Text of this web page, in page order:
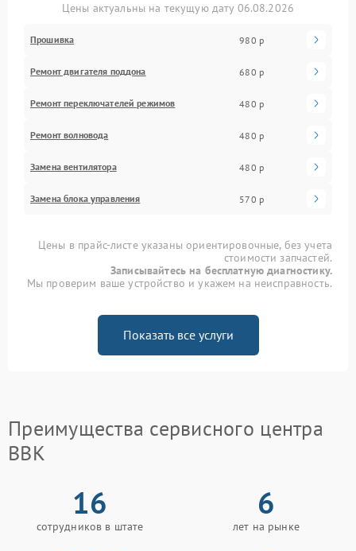
Цены актуальны на текущую дату 06.08.2026
Прошивка 980 р
Ремонт двигателя поддона 680 р
Ремонт переключателей режимов 480 р
Ремонт волновода 480 р
Замена вентилятора 480 р
Замена блока управления 570 р
Цены в прайс-листе указаны ориентировочные, без учета
стоимости запчастей.
Записывайтесь на бесплатную диагностику.
Мы проверим ваше устройство и укажем на неисправность.
Показать все услуги
Преимущества сервисного центра
BBK
16
сотрудников в штате
6
лет на рынке